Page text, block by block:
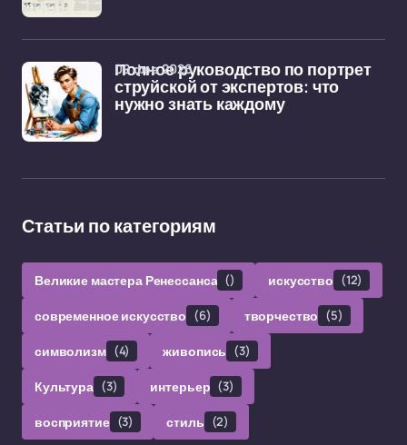
Полное руководство по портрет
струйской от экспертов: что
нужно знать каждому
09 фев 2026
Статьи по категориям
Великие мастера Ренессанса () искусство (12)
современное искусство (6) творчество (5)
символизм (4) живопись (3)
Культура (3) интерьер (3)
восприятие (3) стиль (2)